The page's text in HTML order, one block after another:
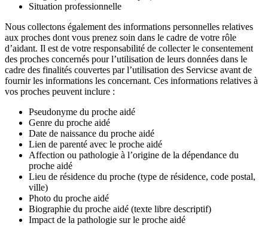
Situation professionnelle
Nous collectons également des informations personnelles relatives
aux proches dont vous prenez soin dans le cadre de votre rôle
d’aidant. Il est de votre responsabilité de collecter le consentement
des proches concernés pour l’utilisation de leurs données dans le
cadre des finalités couvertes par l’utilisation des Servicse avant de
fournir les informations les concernant. Ces informations relatives à
vos proches peuvent inclure :
Pseudonyme du proche aidé
Genre du proche aidé
Date de naissance du proche aidé
Lien de parenté avec le proche aidé
Affection ou pathologie à l’origine de la dépendance du
proche aidé
Lieu de résidence du proche (type de résidence, code postal,
ville)
Photo du proche aidé
Biographie du proche aidé (texte libre descriptif)
Impact de la pathologie sur le proche aidé